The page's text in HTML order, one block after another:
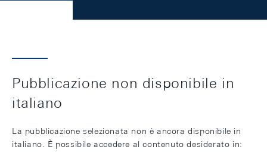
Pubblicazione non disponibile in
italiano
La pubblicazione selezionata non è ancora disponibile in
italiano. È possibile accedere al contenuto desiderato in: